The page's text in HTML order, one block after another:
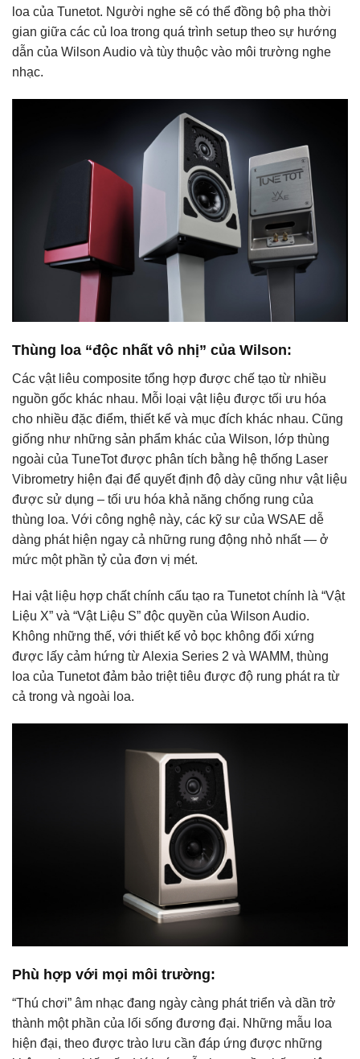
loa của Tunetot. Người nghe sẽ có thể đồng bộ pha thời
gian giữa các củ loa trong quá trình setup theo sự hướng
dẫn của Wilson Audio và tùy thuộc vào môi trường nghe
nhạc.
Thùng loa “độc nhất vô nhị” của Wilson:
Các vật liêu composite tổng hợp được chế tạo từ nhiều
nguồn gốc khác nhau. Mỗi loại vật liệu được tối ưu hóa
cho nhiều đặc điểm, thiết kế và mục đích khác nhau. Cũng
giống như những sản phẩm khác của Wilson, lớp thùng
ngoài của TuneTot được phân tích bằng hệ thống Laser
Vibrometry hiện đại để quyết định độ dày cũng như vật liệu
được sử dụng – tối ưu hóa khả năng chống rung của
thùng loa. Với công nghệ này, các kỹ sư của WSAE dễ
dàng phát hiện ngay cả những rung động nhỏ nhất — ở
mức một phần tỷ của đơn vị mét.
Hai vật liệu hợp chất chính cấu tạo ra Tunetot chính là “Vật
Liệu X” và “Vật Liệu S” độc quyền của Wilson Audio.
Không những thế, với thiết kế vỏ bọc không đối xứng
được lấy cảm hứng từ Alexia Series 2 và WAMM, thùng
loa của Tunetot đảm bảo triệt tiêu được độ rung phát ra từ
cả trong và ngoài loa.
Phù hợp với mọi môi trường:
“Thú chơi” âm nhạc đang ngày càng phát triển và dần trở
thành một phần của lối sống đương đại. Những mẫu loa
hiện đại, theo được trào lưu cần đáp ứng được những